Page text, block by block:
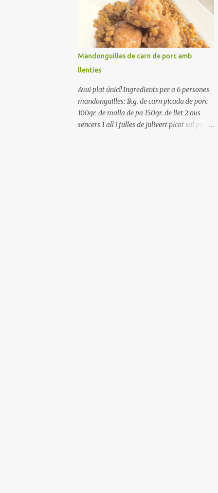
Renteu els pebrots i talleu-los a trossets.
Renteu les tomates i talleu-les a octaus.
Talleu les olives a rodanxes. Una hora abans
de portar a la taula, poseu els cigrons, ben
escorreguts, en un bol, amb la resta
d'ingredients: les tomates, el pebrot, la ceba,
(escorreguda), les olives i la tonyina
esmicolada. Amaniu amb sal i oli... bon
profit!!
Mandonguilles de carn de porc amb
llenties
Avui plat únic!! Ingredients per a 6 persones
mandonguilles: 1kg. de carn picada de porc
100gr. de molla de pa 150gr. de llet 2 ous
sencers 1 all i fulles de julivert picat sal pebre